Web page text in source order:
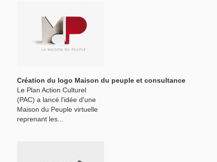
Création du logo Maison du peuple et consultance
Le Plan Action Culturel
(PAC) a lancé l'idée d'une
Maison du Peuple virtuelle
reprenant les...